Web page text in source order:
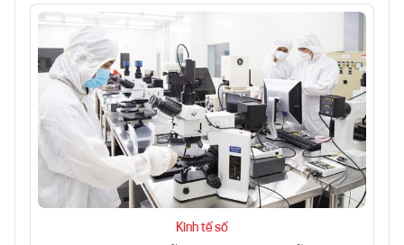
Kinh tế số